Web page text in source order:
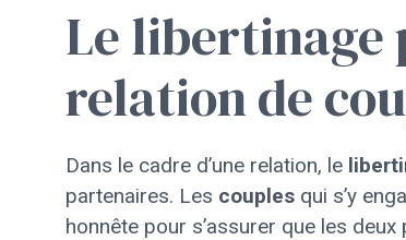
Le libertinage
relation de
Dans le cadre d’une relation, le
partenaires. Les couples qui s’y
honnête pour s’assurer que les